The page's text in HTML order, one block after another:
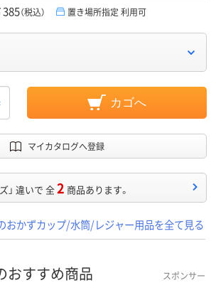
385（税込） 置き場所指定 利用可
カゴへ
マイカタログへ登録
」 違いで 全2 商品あります。
おかずカップ/水筒/レジャー用品を全て見る
おすすめ商品 スポンサー